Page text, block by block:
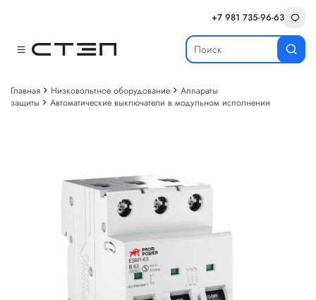
+7 981 735-96-63
Главная Низковольтное оборудование
Аппараты
защиты
Автоматические выключатели в модульном исполнении